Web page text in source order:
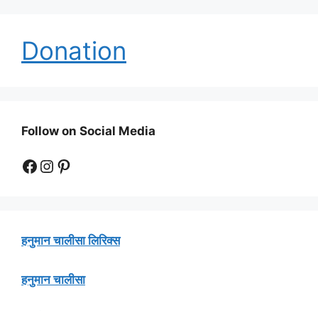
Donation
Follow on Social Media
Facebook
Instagram
Pinterest
हनुमान चालीसा लिरिक्स
हनुमान चालीसा